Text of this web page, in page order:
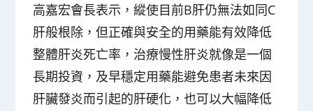
高嘉宏會長表示，縱使目前B肝仍無法如同C
肝般根除，但正確與安全的用藥能有效降低
整體肝炎死亡率，治療慢性肝炎就像是一個
長期投資，及早穩定用藥能避免患者未來因
肝臟發炎而引起的肝硬化，也可以大幅降低